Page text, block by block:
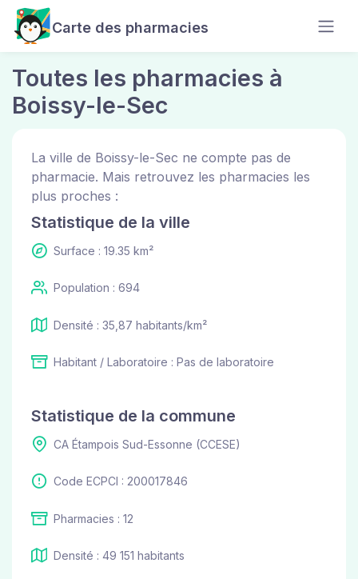
Carte des pharmacies
Toutes les pharmacies à
Boissy-le-Sec
La ville de Boissy-le-Sec ne compte pas de
pharmacie. Mais retrouvez les pharmacies les
plus proches :
Statistique de la ville
Surface : 19.35 km²
Population : 694
Densité : 35,87 habitants/km²
Habitant / Laboratoire : Pas de laboratoire
Statistique de la commune
CA Étampois Sud-Essonne (CCESE)
Code ECPCI : 200017846
Pharmacies : 12
Densité : 49 151 habitants